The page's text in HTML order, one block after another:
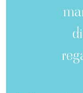
di